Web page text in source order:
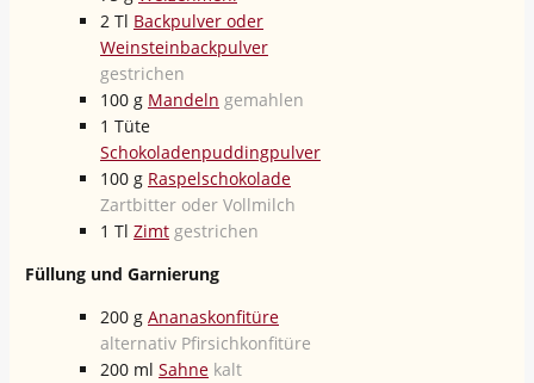
2 Tl Backpulver oder
Weinsteinbackpulver
gestrichen
100 g Mandeln gemahlen
1 Tüte
Schokoladenpuddingpulver
100 g Raspelschokolade
Zartbitter oder Vollmilch
1 Tl Zimt gestrichen
Füllung und Garnierung
200 g Ananaskonfitüre
alternativ Pfirsichkonfitüre
200 ml Sahne kalt